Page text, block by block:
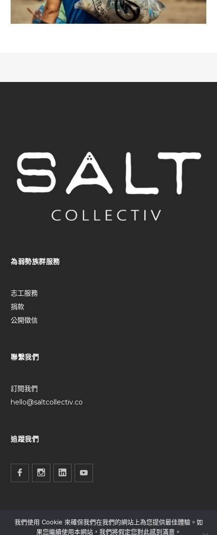
為弱勢族群服務
志工服務
捐款
公開徵信
聯繫我們
訂閱我們
hello@saltcollectiv.co
追蹤我們
我們使用 Cookie 來確保我們在我們的網站上為您提供最佳體驗。如
果您繼續使用本網站，我們將假定您對此感到滿意。